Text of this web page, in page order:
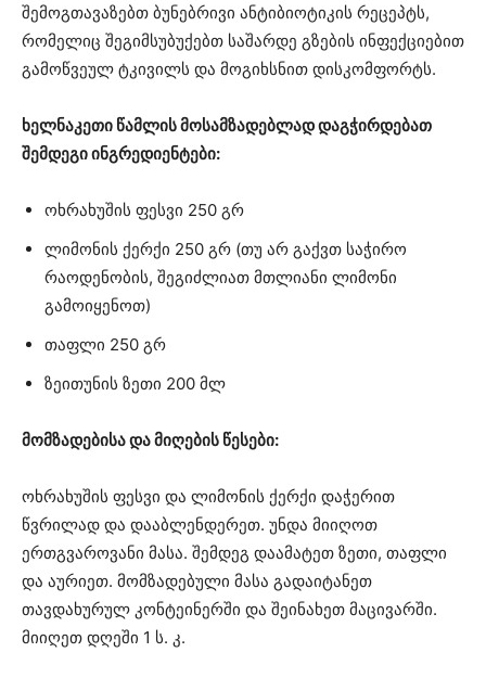
შემოგთავაზებთ ბუნებრივი ანტიბიოტიკის რეცეპტს,
რომელიც შეგიმსუბუქებთ საშარდე გზების ინფექციებით
გამოწვეულ ტკივილს და მოგიხსნით დისკომფორტს.
ხელნაკეთი წამლის მოსამზადებლად დაგჭირდებათ
შემდეგი ინგრედიენტები:
ოხრახუშის ფესვი 250 გრ
ლიმონის ქერქი 250 გრ (თუ არ გაქვთ საჭირო
რაოდენობის, შეგიძლიათ მთლიანი ლიმონი
გამოიყენოთ)
თაფლი 250 გრ
ზეითუნის ზეთი 200 მლ
მომზადებისა და მიღების წესები:
ოხრახუშის ფესვი და ლიმონის ქერქი დაჭერით
წვრილად და დააბლენდერეთ. უნდა მიიღოთ
ერთგვაროვანი მასა. შემდეგ დაამატეთ ზეთი, თაფლი
და აურიეთ. მომზადებული მასა გადაიტანეთ
თავდახურულ კონტეინერში და შეინახეთ მაცივარში.
მიიღეთ დღეში 1 ს. კ.